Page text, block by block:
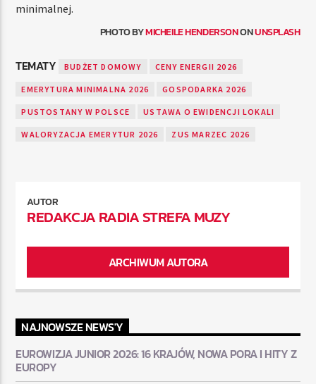
minimalnej.
PHOTO BYMICHEILE HENDERSONONUNSPLASH
TEMATY BUDŻET DOMOWY CENY ENERGII 2026
EMERYTURA MINIMALNA 2026 GOSPODARKA 2026
PUSTOSTANY W POLSCE USTAWA O EWIDENCJI LOKALI
WALORYZACJA EMERYTUR 2026 ZUS MARZEC 2026
AUTOR
REDAKCJA RADIA STREFA MUZY
ARCHIWUM AUTORA
NAJNOWSZE NEWS'Y
EUROWIZJA JUNIOR 2026: 16 KRAJÓW, NOWA PORA I HITY Z
EUROPY